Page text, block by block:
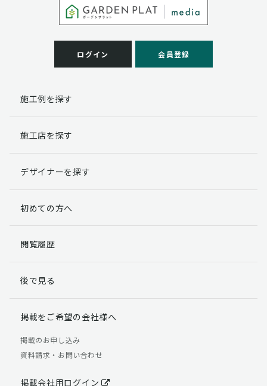
弊社は事業運営上、お客様により良いサービスを提供す
るために業務の一部を外部に委託しており、業務委託先
客様には、貴殿の個人情報の利用目的の通知、開示、訂
理・機密保持などによりお客様の個人情報の漏洩防止に
個人情報提出の任意性
す。
らかじめご了承ください。
個人情報の開示請求について
る権利があります。
「個人情報の取り扱いについて」
【お問合せ先】 個人情報問合せ窓口
TEL：03-5411-7891（平日9:00 ～ 18:00）
ログイン 会員登録
施工例を探す
施工店を探す
デザイナーを探す
初めての方へ
閲覧履歴
後で見る
掲載をご希望の会社様へ
掲載のお申し込み
資料請求・お問い合わせ
掲載会社用ログイン